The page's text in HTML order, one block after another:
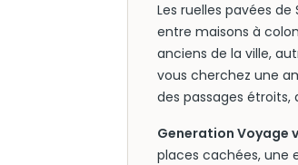
Les ruelles pavées
entre maisons à
anciens de la ville,
vous cherchez une
des passages
Generation Voyage
places cachées, une